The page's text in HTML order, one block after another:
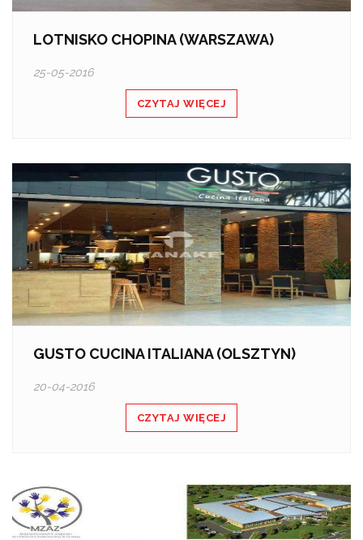
LOTNISKO CHOPINA (WARSZAWA)
25-05-2016
CZYTAJ WIĘCEJ
GUSTO CUCINA ITALIANA (OLSZTYN)
20-04-2016
CZYTAJ WIĘCEJ